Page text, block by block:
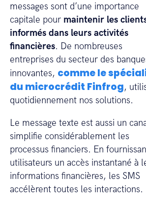
messages sont d’une importance
capitale pour maintenir les
informés dans leurs activités
financières. De nombreuses
entreprises du secteur des
innovantes, comme le
du microcrédit Finfrog,
quotidiennement nos solutions.
Le message texte est aussi un
simplifie considérablement les
processus financiers. En
utilisateurs un accès instantané à
informations financières, les SMS
accélèrent toutes les interactions.